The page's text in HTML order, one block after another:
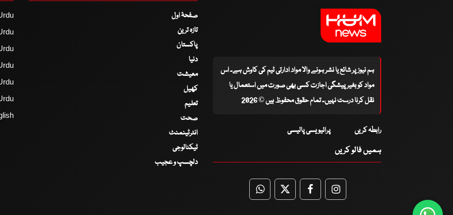
ہم نیوز پر شائع یا نشر ہونے والا مواد ادارتی ٹیم کی کاوش ہے۔ اس
مواد کو بغیر پیشگی اجازت کسی بھی صورت میں استعمال یا
نقل کرنا درست نہیں۔ تمام حقوق محفوظ ہیں © 2026
رابطہ کریں پرائیویسی پالیسی
ہمیں فالو کریں
WhatsApp
TwitterFacebookFacebook
صفحۂ اول
تازہ ترین
پاکستان
دنیا
معیشت
کھیل
تعلیم
صحت
انٹرٹینمنٹ
ٹیکنالوجی
دلچسپ و عجیب